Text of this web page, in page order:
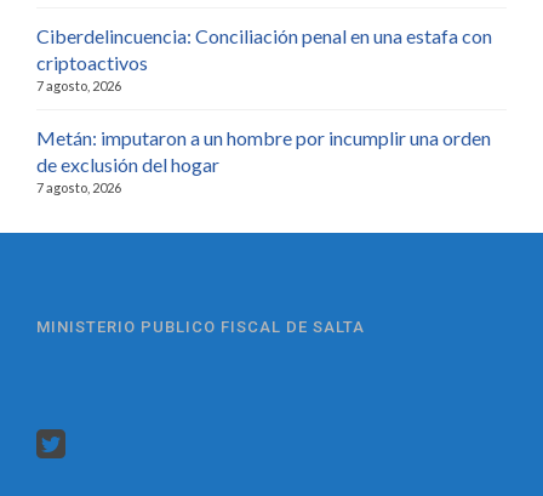
Ciberdelincuencia: Conciliación penal en una estafa con
criptoactivos
7 agosto, 2026
Metán: imputaron a un hombre por incumplir una orden
de exclusión del hogar
7 agosto, 2026
MINISTERIO PUBLICO FISCAL DE SALTA